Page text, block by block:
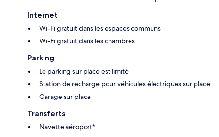
Internet
Wi-Fi gratuit dans les espaces communs
Wi-Fi gratuit dans les chambres
Parking
Le parking sur place est limité
Station de recharge pour véhicules électriques sur place
Garage sur place
Transferts
Navette aéroport*